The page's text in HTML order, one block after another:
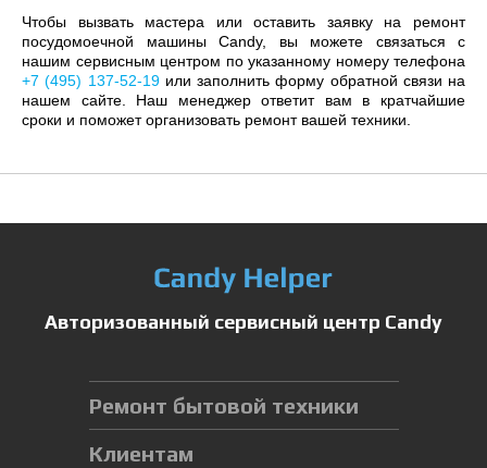
Чтобы вызвать мастера или оставить заявку на ремонт
посудомоечной машины Candy, вы можете связаться с
нашим сервисным центром по указанному номеру телефона
+7 (495) 137-52-19или заполнить форму обратной связи на
нашем сайте. Наш менеджер ответит вам в кратчайшие
сроки и поможет организовать ремонт вашей техники.
Авторизованный сервисный центр Candy
Ремонт бытовой техники
Клиентам